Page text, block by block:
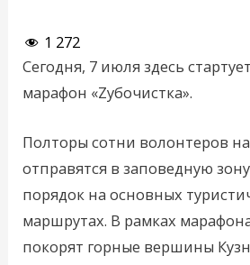
1 272
Сегодня, 7 июля здесь
марафон «Zубочистка».
Полторы сотни волонтеров
отправятся в заповедную
порядок на основных
маршрутах. В рамках
покорят горные вершины